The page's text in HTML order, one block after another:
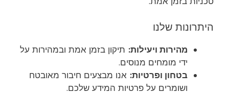
היתרונות שלנו
מהירות ויעילות: תיקון בזמן אמת ובמהירות על
ידי מומחים מנוסים.
בטחון ופרטיות: אנו מבצעים חיבור מאובטח
ושומרים על פרטיות המידע שלכם.